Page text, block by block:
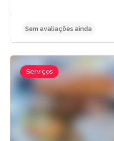
Serviços